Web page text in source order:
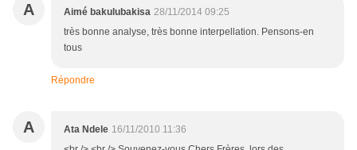
A Aimé bakulubakisa 28/11/2014 09:25
très bonne analyse, très bonne interpellation. Pensons-en
tous
Répondre
A Ata Ndele 16/11/2010 11:36